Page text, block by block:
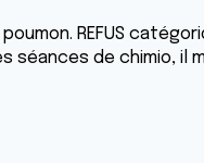
REFUS
séances de chimio, il